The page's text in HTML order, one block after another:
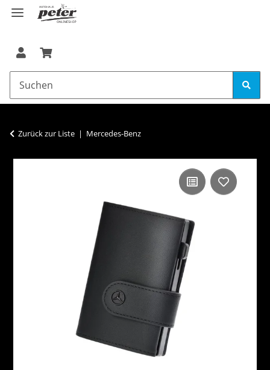
Zurück zur Liste Mercedes-Benz